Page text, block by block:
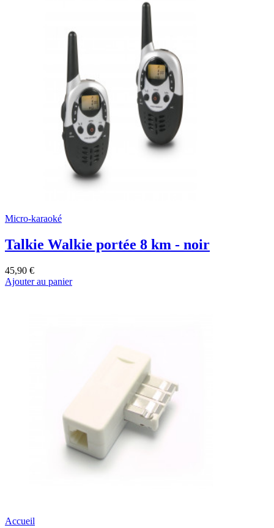
Micro-karaoké
Talkie Walkie portée 8 km - noir
45,90 €
Ajouter au panier
Accueil